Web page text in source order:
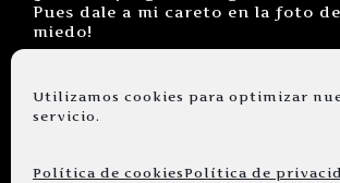
Utilizamos cookies para optimizar
servicio.
Política de cookiesPolítica de
Pues dale a mi careto en la foto
miedo!